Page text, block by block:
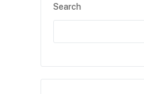
Search